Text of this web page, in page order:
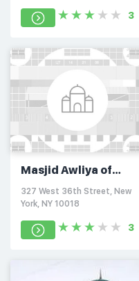
3
Masjid Awliya of
Allah
327 West 36th Street, New
York, NY 10018
3